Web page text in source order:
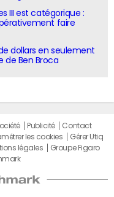
III est catégorique :
faire
dollars en seulement
de Ben Broca
Publicité
Contact
les cookies
Gérer Utiq
légales
Groupe Figaro